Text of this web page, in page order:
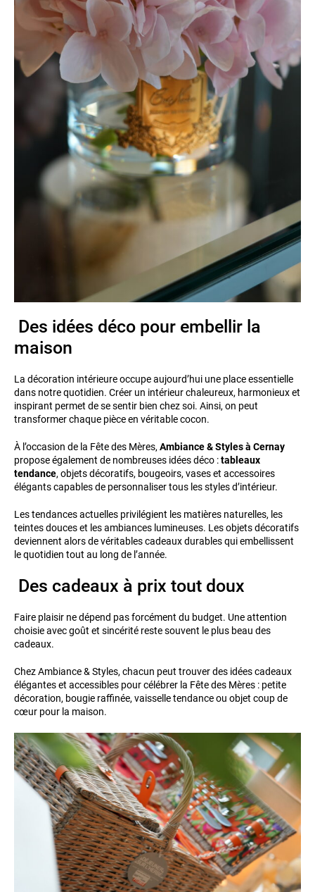
Des idées déco pour embellir la
maison
La décoration intérieure occupe aujourd’hui une place essentielle
dans notre quotidien. Créer un intérieur chaleureux, harmonieux et
inspirant permet de se sentir bien chez soi. Ainsi, on peut
transformer chaque pièce en véritable cocon.
À l’occasion de la Fête des Mères, Ambiance & Styles à Cernay
propose également de nombreuses idées déco :tableaux
tendance, objets décoratifs, bougeoirs, vases et accessoires
élégants capables de personnaliser tous les styles d’intérieur.
Les tendances actuelles privilégient les matières naturelles, les
teintes douces et les ambiances lumineuses. Les objets décoratifs
deviennent alors de véritables cadeaux durables qui embellissent
le quotidien tout au long de l’année.
Des cadeaux à prix tout doux
Faire plaisir ne dépend pas forcément du budget. Une attention
choisie avec goût et sincérité reste souvent le plus beau des
cadeaux.
Chez Ambiance & Styles, chacun peut trouver des idées cadeaux
élégantes et accessibles pour célébrer la Fête des Mères : petite
décoration, bougie raffinée, vaisselle tendance ou objet coup de
cœur pour la maison.